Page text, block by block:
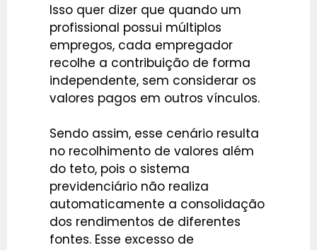
Isso quer dizer que quando um
profissional possui múltiplos
empregos, cada empregador
recolhe a contribuição de forma
independente, sem considerar os
valores pagos em outros vínculos.
Sendo assim, esse cenário resulta
no recolhimento de valores além
do teto, pois o sistema
previdenciário não realiza
automaticamente a consolidação
dos rendimentos de diferentes
fontes. Esse excesso de